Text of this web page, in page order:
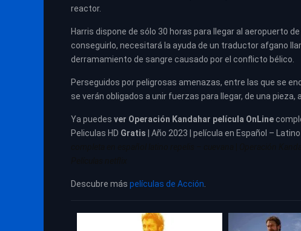
reactor.
Harris dispone de sólo 30 horas para llegar al aeropuerto
conseguirlo, necesitará la ayuda de un traductor afgano
derramamiento de sangre causado por el conflicto bélico.
Perseguidos por peligrosas amenazas, entre las que se
se verán obligados a unir fuerzas para llegar, de una pieza,
Ya puedes ver Operación Kandahar película OnLine
Peliculas HD Gratis | Año 2023 | película en Español –
Descubre más películas de Acción